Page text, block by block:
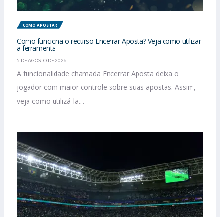
COMO APOSTAR
Como funciona o recurso Encerrar Aposta? Veja como utilizar
a ferramenta
5 DE AGOSTO DE 2026
A funcionalidade chamada Encerrar Aposta deixa o
jogador com maior controle sobre suas apostas. Assim,
veja como utilizá-la....